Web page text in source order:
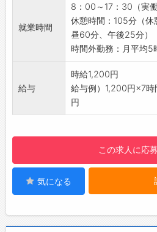
登録はご自宅からお
☆
◆職場見学可能！自分
す。
みなさまのご応募を
＾＾
☆
が身に付きます
【職場の雰囲気・社風
・職場は男性8割、女
・仕事を進める中で
社員に質問できる環境
・和気あいあいとし
い職場です
・無料駐車場
・休憩室
・冷蔵庫
◆時間単位年休制度
就業時間
8：00～17：30（実
休憩時間：105分（休
昼60分、午後25分）
時間外勤務：月平均5
給与
時給1,200円
給与例）1,200円×7
円
この求人に応
気になる